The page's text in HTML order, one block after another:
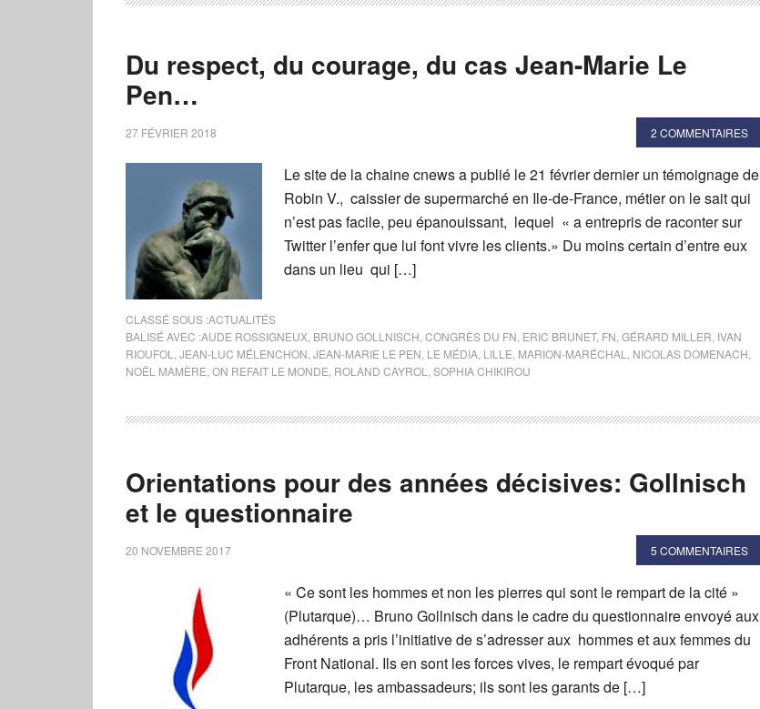
Du respect, du courage, du cas Jean-Marie Le
Pen…
27 FÉVRIER 2018 2 COMMENTAIRES
Le site de la chaine cnews a publié le 21 février dernier un témoignage de
Robin V., caissier de supermarché en Ile-de-France, métier on le sait qui
n’est pas facile, peu épanouissant, lequel « a entrepris de raconter sur
Twitter l’enfer que lui font vivre les clients.» Du moins certain d’entre eux
dans un lieu qui […]
CLASSÉ SOUS :ACTUALITÉS
BALISÉ AVEC :AUDE ROSSIGNEUX BRUNO GOLLNISCH CONGRÈS DU FN ERIC BRUNET, FN GÉRARD MILLER IVAN
RIOUFOL
JEAN-LUC MÉLENCHON JEAN-MARIE LE PEN LE MÉDIA LILLE MARION-MARÉCHAL NICOLAS DOMENACH
NOËL MAMÈRE ON REFAIT LE MONDE ROLAND CAYROL SOPHIA CHIKIROU
Orientations pour des années décisives: Gollnisch
et le questionnaire
20 NOVEMBRE 2017 5 COMMENTAIRES
« Ce sont les hommes et non les pierres qui sont le rempart de la cité »
(Plutarque)… Bruno Gollnisch dans le cadre du questionnaire envoyé aux
adhérents a pris l’initiative de s’adresser aux hommes et aux femmes du
Front National. Ils en sont les forces vives, le rempart évoqué par
Plutarque, les ambassadeurs; ils sont les garants de […]